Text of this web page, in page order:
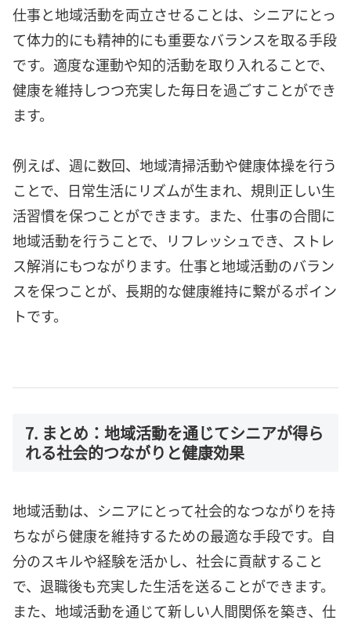
仕事と地域活動を両立させることは、シニアにとっ
て体力的にも精神的にも重要なバランスを取る手段
です。適度な運動や知的活動を取り入れることで、
健康を維持しつつ充実した毎日を過ごすことができ
ます。
例えば、週に数回、地域清掃活動や健康体操を行う
ことで、日常生活にリズムが生まれ、規則正しい生
活習慣を保つことができます。また、仕事の合間に
地域活動を行うことで、リフレッシュでき、ストレ
ス解消にもつながります。仕事と地域活動のバラン
スを保つことが、長期的な健康維持に繋がるポイン
トです。
7. まとめ：地域活動を通じてシニアが得ら
れる社会的つながりと健康効果
地域活動は、シニアにとって社会的なつながりを持
ちながら健康を維持するための最適な手段です。自
分のスキルや経験を活かし、社会に貢献すること
で、退職後も充実した生活を送ることができます。
また、地域活動を通じて新しい人間関係を築き、仕